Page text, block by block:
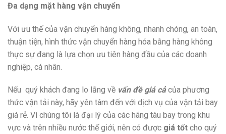
Đa dạng mặt hàng vận chuyển
Với ưu thế của vận chuyển hàng không, nhanh chóng, an toàn,
thuận tiện, hình thức vận chuyển hàng hóa bằng hàng không
thực sự đang là lựa chọn ưu tiên hàng đầu của các doanh
nghiệp, cá nhân.
Nếu quý khách đang lo lắng về vấn đề giá cảcủa phương
thức vận tải này, hãy yên tâm đến với dịch vụ của vận tải bay
giá rẻ. Vì chúng tôi là đại lý của các hãng tàu bay trong khu
vực và trên nhiều nước thế giới, nên có được giá tốt cho quý